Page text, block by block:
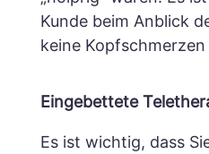
Kunde beim Anblick
keine
Eingebettete
Es ist wichtig, dass